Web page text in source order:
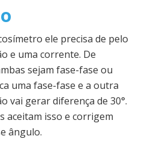
ele precisa de pelo
e uma corrente. De
sejam fase-fase ou
uma fase-fase e a outra
vai gerar diferença de 30°.
aceitam isso e corrigem
ângulo.